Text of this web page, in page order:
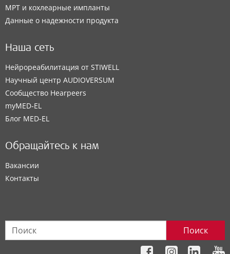
МРТ и кохлеарные импланты
Данные о надежности продукта
Наша сеть
Нейрореабилитация от STIWELL
Научный центр AUDIOVERSUM
Сообщество Hearpeers
myMED‑EL
Блог MED-EL
Обращайтесь к нам
Вакансии
Контакты
Поиск